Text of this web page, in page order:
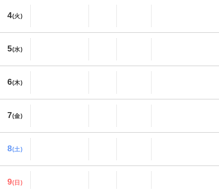
4(火)
5(水)
6(木)
7(金)
8(土)
9(日)